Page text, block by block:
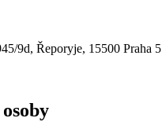
9d, Řeporyje, 15500 Praha 5